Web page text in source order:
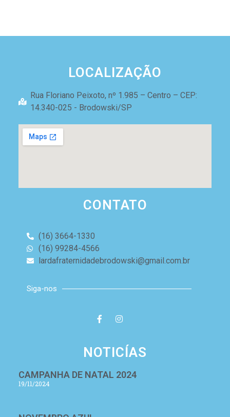
LOCALIZAÇÃO
Rua Floriano Peixoto, nº 1.985 – Centro – CEP:
14.340-025 - Brodowski/SP
CONTATO
(16) 3664-1330
(16) 99284-4566
lardafraternidadebrodowski@gmail.com.br
Siga-nos
NOTICÍAS
CAMPANHA DE NATAL 2024
19/11/2024